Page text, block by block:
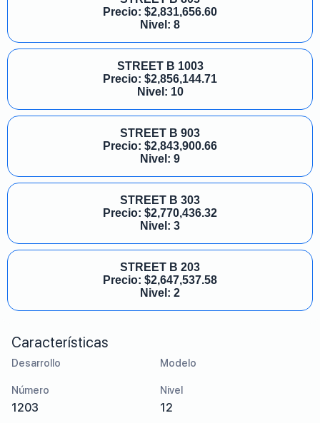
Características
Desarrollo Modelo
Número
1203
Nivel
12
Precio: $2,831,656.60
Nivel: 8
STREET B 1003
Precio: $2,856,144.71
Nivel: 10
STREET B 903
Precio: $2,843,900.66
Nivel: 9
STREET B 303
Precio: $2,770,436.32
Nivel: 3
STREET B 203
Precio: $2,647,537.58
Nivel: 2